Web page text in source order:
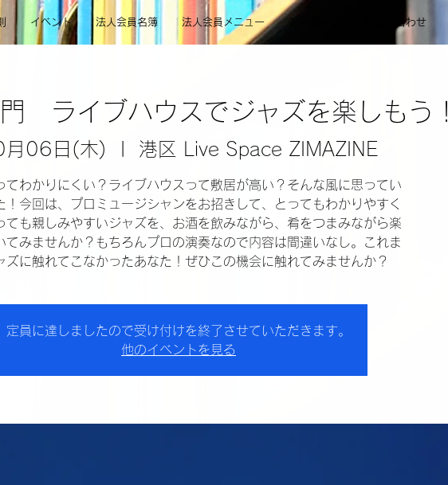
イベント 法人会員名簿 法人会員メニュー お問い合わせ
ライブハウスでジャズを楽しもう！
月06日(木) 港区 Live Space ZIMAZINE
てわかりにくい？ライブハウスって敷居が高い？そんな風に思ってい
！今回は、プロミュージシャンをお招きして、とってもわかりやすく
ても親しみやすいジャズを、お酒を飲みながら、肴をつまみながら楽
てみませんか？もちろんプロの演奏なので内容は間違いなし。これま
ズに触れてこなかったあなた！ぜひこの機会に触れてみませんか？
定員に達しましたので受け付けを終了させていただきます。
他のイベントを見る